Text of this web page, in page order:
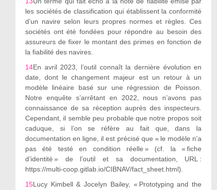
les sociétés de classification qui établissent la conformité
d’un navire selon leurs propres normes et règles. Ces
sociétés ont été fondées pour répondre au besoin des
assureurs de fixer le montant des primes en fonction de
la fiabilité des navires.
14En avril 2023, l’outil connaît la dernière évolution en
date, dont le changement majeur est un retour à un
modèle linéaire basé sur une régression de Poisson.
Notre enquête s’arrêtant en 2022, nous n’avons pas
connaissance de sa réception auprès des inspecteurs.
Cependant, il semble peu probable que notre propos soit
caduque, si l’on se réfère au fait que, dans la
documentation en ligne, il est précisé que « le modèle n’a
pas été testé en condition réelle » (cf. la « fiche
d’identité » de l’outil et sa documentation, URL :
https://multi-coop.gitlab.io/CIBNAV/fact_sheet.html).
15Lucy Kimbell & Jocelyn Bailey, « Prototyping and the